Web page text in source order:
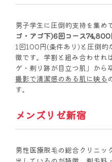
男子学生に圧倒的支持を集め
ゴ・アゴ下)6回コース74,800
1回100円(条件あり)と圧倒的
徴です。学割と組み合わせれ
ゲ・剃り跡が目立つ肌」から
撮影で清潔感のある肌に映る
す。
メンズリゼ新宿
男性医療脱毛の総合クリニッ